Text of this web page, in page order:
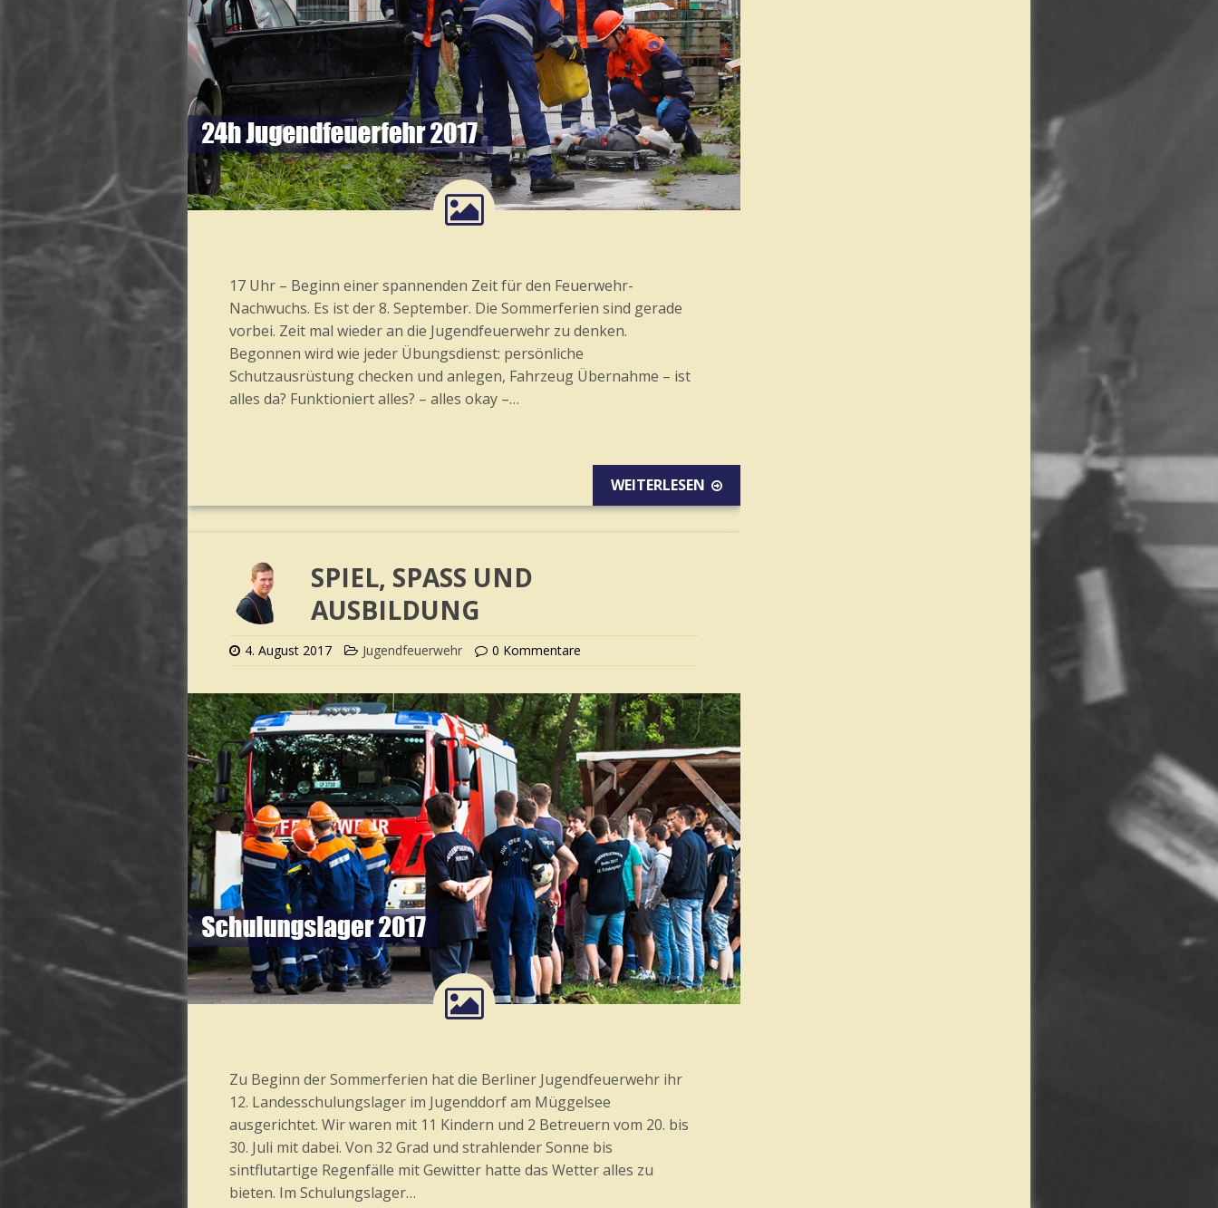
17 Uhr – Beginn einer spannenden Zeit für den Feuerwehr-
Nachwuchs. Es ist der 8. September. Die Sommerferien sind gerade
vorbei. Zeit mal wieder an die Jugendfeuerwehr zu denken.
Begonnen wird wie jeder Übungsdienst: persönliche
Schutzausrüstung checken und anlegen, Fahrzeug Übernahme – ist
alles da? Funktioniert alles? – alles okay –…
WEITERLESEN
SPIEL, SPASS UND A
USBILDUNG
4. August 2017 Jugendfeuerwehr 0 Kommentare
Zu Beginn der Sommerferien hat die Berliner Jugendfeuerwehr ihr
12. Landesschulungslager im Jugenddorf am Müggelsee
ausgerichtet. Wir waren mit 11 Kindern und 2 Betreuern vom 20. bis
30. Juli mit dabei. Von 32 Grad und strahlender Sonne bis
sintflutartige Regenfälle mit Gewitter hatte das Wetter alles zu
bieten. Im Schulungslager…